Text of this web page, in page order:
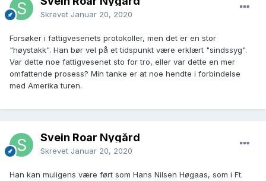
ikke funnet at han hadde noen form for kontakt med
familien.
1900 Ft. På Baugen (Bogen) «Sindsyg fr 20 aar»
SAO, Folketelling 1900 for 0127 Skiptvet herred, 1900
Brukslenke for sidevisning:
https://www.digitalarkivet.no/ft20090810340376
Brukslenke for sidevisning:
https://www.digitalarkivet.no/sk20090526380170
Skifteutlodningsprotokoller, 1893-1905, s. 386-387
Skrevet Januar 20, 2020
Forsøker i fattigvesenets protokoller, men det er en stor
"høystakk". Han bør vel på et tidspunkt være erklært "sindssyg".
Var dette noe fattigvesenet sto for tro, eller var dette en mer
omfattende prosess? Min tanke er at noe hendte i forbindelse
med Amerika turen.
Svein Roar Nygård
Skrevet Januar 20, 2020
Han kan muligens være ført som Hans Nilsen Høgaas, som i Ft.